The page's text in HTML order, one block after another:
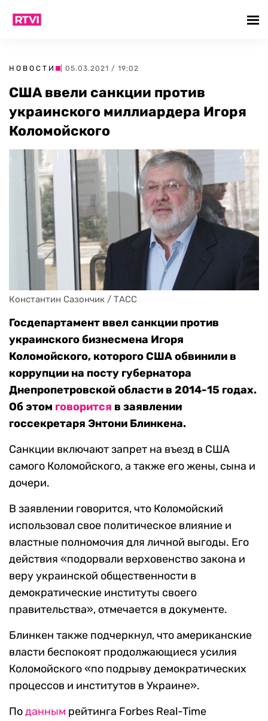
НОВОСТИ | 05.03.2021 / 19:02
США ввели санкции против
украинского миллиардера Игоря
Коломойского
Константин Сазончик / ТАСС
Госдепартамент ввел санкции против
украинского бизнесмена Игоря
Коломойского, которого США обвинили в
коррупции на посту губернатора
Днепропетровской области в 2014-15 годах.
Об этом говорится в заявлении
госсекретаря Энтони Блинкена.
Санкции включают запрет на въезд в США
самого Коломойского, а также его жены, сына и
дочери.
В заявлении говорится, что Коломойский
использовал свое политическое влияние и
властные полномочия для личной выгоды. Его
действия «подорвали верховенство закона и
веру украинской общественности в
демократические институты своего
правительства», отмечается в документе.
Блинкен также подчеркнул, что американские
власти беспокоят продолжающиеся усилия
Коломойского «по подрыву демократических
процессов и институтов в Украине».
Поданным рейтинга Forbes Real-Time